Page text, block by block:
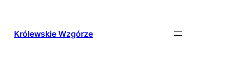
treści
Królewskie Wzgórze